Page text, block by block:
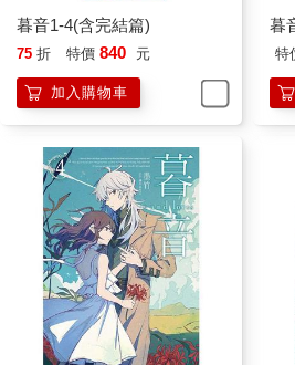
暮音1-4(含完結篇)
75 折 特價 840 元
加入購物車
暮
特